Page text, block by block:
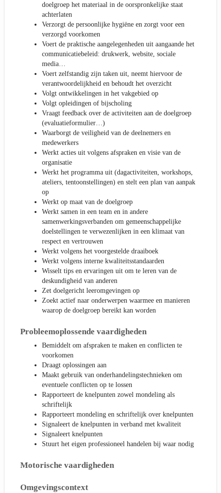
doelgroep het materiaal in de oorspronkelijke staat
achterlaten
Verzorgt de persoonlijke hygiëne en zorgt voor een
verzorgd voorkomen
Voert de praktische aangelegenheden uit aangaande het
communicatiebeleid: drukwerk, website, sociale
media…
Voert zelfstandig zijn taken uit, neemt hiervoor de
verantwoordelijkheid en behoudt het overzicht
Volgt ontwikkelingen in het vakgebied op
Volgt opleidingen of bijscholing
Vraagt feedback over de activiteiten aan de doelgroep
(evaluatieformulier…)
Waarborgt de veiligheid van de deelnemers en
medewerkers
Werkt acties uit volgens afspraken en visie van de
organisatie
Werkt het programma uit (dagactiviteiten, workshops,
ateliers, tentoonstellingen) en stelt een plan van aanpak
op
Werkt op maat van de doelgroep
Werkt samen in een team en in andere
samenwerkingsverbanden om gemeenschappelijke
doelstellingen te verwezenlijken in een klimaat van
respect en vertrouwen
Werkt volgens het voorgestelde draaiboek
Werkt volgens interne kwaliteitsstandaarden
Wisselt tips en ervaringen uit om te leren van de
deskundigheid van anderen
Zet doelgericht leeromgevingen op
Zoekt actief naar onderwerpen waarmee en manieren
waarop de doelgroep bereikt kan worden
Probleemoplossende vaardigheden
Bemiddelt om afspraken te maken en conflicten te
voorkomen
Draagt oplossingen aan
Maakt gebruik van onderhandelingstechnieken om
eventuele conflicten op te lossen
Rapporteert de knelpunten zowel mondeling als
schriftelijk
Rapporteert mondeling en schriftelijk over knelpunten
Signaleert de knelpunten in verband met kwaliteit
Signaleert knelpunten
Stuurt het eigen professioneel handelen bij waar nodig
Motorische vaardigheden
Omgevingscontext